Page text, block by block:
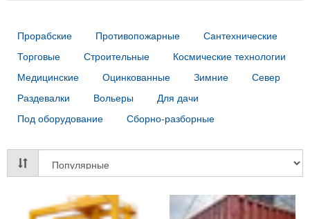
Прорабские Противопожарные
Сантехнические
Торговые
Строительные
Космические технологии
Медицинские
Оцинкованные Зимние
Север
Раздевалки
Вольеры
Для дачи
Под оборудование
Сборно-разборные